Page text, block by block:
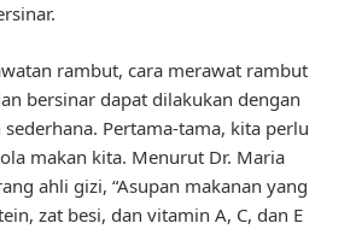
rambut, cara merawat rambut
bersinar dapat dilakukan dengan
Pertama-tama, kita perlu
makan kita. Menurut Dr. Maria
ahli gizi, “Asupan makanan yang
zat besi, dan vitamin A, C, dan E